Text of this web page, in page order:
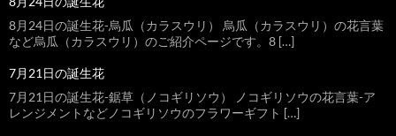
8月24日の誕生花-烏瓜（カラスウリ） 烏瓜（カラスウリ）の花言葉
など烏瓜（カラスウリ）のご紹介ページです。8 […]
7月21日の誕生花
7月21日の誕生花-鋸草（ノコギリソウ） ノコギリソウの花言葉-ア
レンジメントなどノコギリソウのフラワーギフト […]